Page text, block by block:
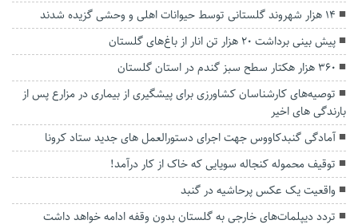
۱۴ هزار شهروند گلستانی توسط حیوانات اهلی و وحشی گزیده شدند
پیش بینی برداشت ۲۰ هزار تن انار از باغ‌های گلستان
۳۶۰ هزار هکتار سطح سبز گندم در استان گلستان
توصیه‌های کارشناسان کشاورزی برای پیشگیری از بیماری در مزارع پس از
بارندگی های اخیر
آمادگی گنبدکاووس جهت اجرای دستورالعمل های جدید ستاد کرونا
توقیف محموله کنجاله سویایی که خاک از کار درآمد!
واقعیت یک عکس پرحاشیه در گنبد
تردد دیپلمات‌های خارجی به گلستان بدون وقفه ادامه خواهد داشت